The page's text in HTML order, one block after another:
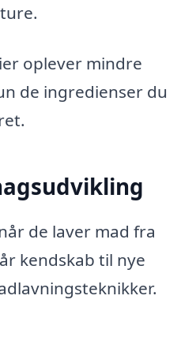
oplever mindre
de ingredienser du
de laver mad fra
kendskab til nye